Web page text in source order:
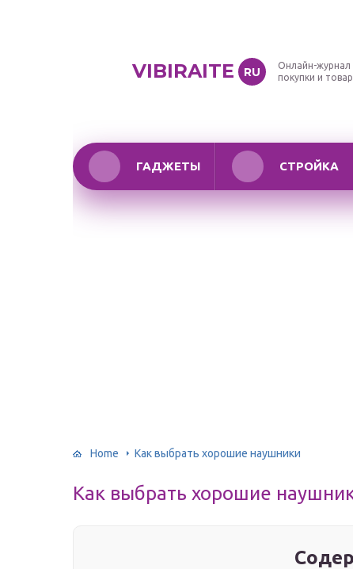
VIBIRAITE RU
Онлайн-журнал
покупки и
ГАДЖЕТЫ СТРОЙКА
Home Как выбрать хорошие наушники
Как выбрать хорошие